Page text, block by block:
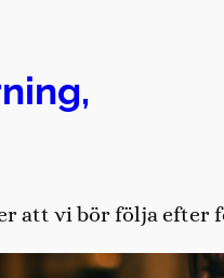
att vi bör följa efter